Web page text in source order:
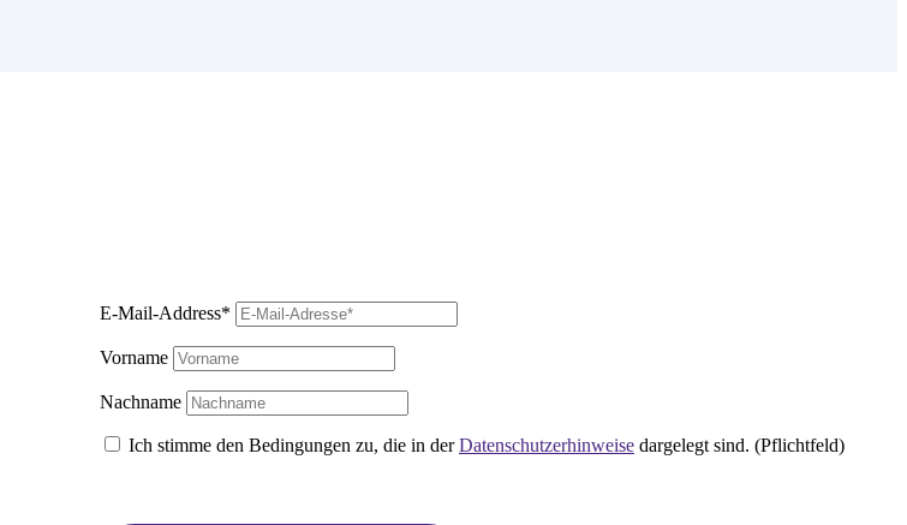
E-Mail-Address*
Vorname
Nachname
Ich stimme den Bedingungen zu, die in derDatenschutzerhinweise dargelegt sind. (Pflichtfeld)